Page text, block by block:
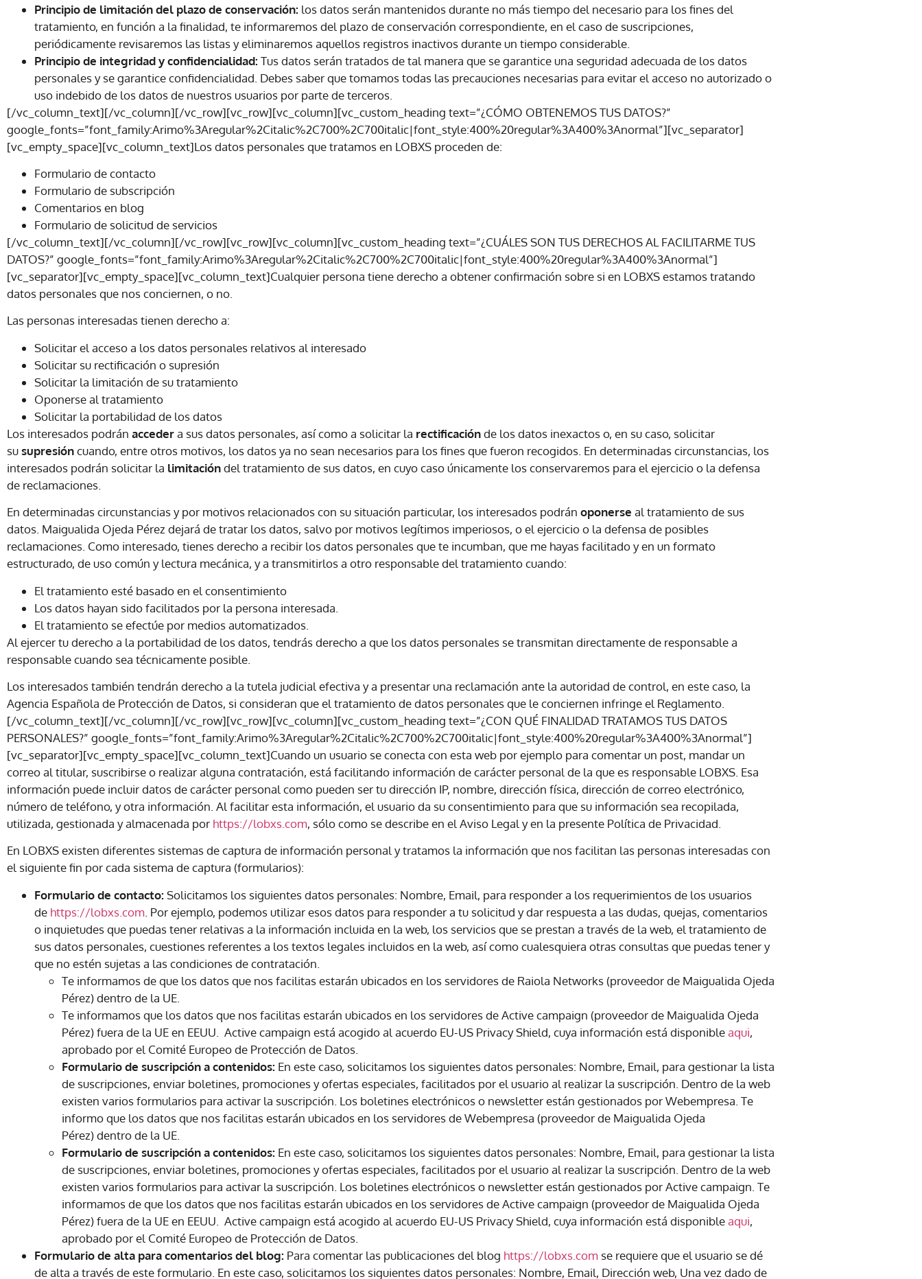
Principio de limitación del plazo de conservación: los datos serán mantenidos durante no más tiempo del necesario para los fines del
tratamiento, en función a la finalidad, te informaremos del plazo de conservación correspondiente, en el caso de suscripciones,
periódicamente revisaremos las listas y eliminaremos aquellos registros inactivos durante un tiempo considerable.
Principio de integridad y confidencialidad: Tus datos serán tratados de tal manera que se garantice una seguridad adecuada de los datos
personales y se garantice confidencialidad. Debes saber que tomamos todas las precauciones necesarias para evitar el acceso no autorizado o
uso indebido de los datos de nuestros usuarios por parte de terceros.
[/vc_column_text][/vc_column][/vc_row][vc_row][vc_column][vc_custom_heading text=”¿CÓMO OBTENEMOS TUS DATOS?”
google_fonts=”font_family:Arimo%3Aregular%2Citalic%2C700%2C700italic|font_style:400%20regular%3A400%3Anormal”][vc_separator]
[vc_empty_space][vc_column_text]Los datos personales que tratamos en LOBXS proceden de:
Formulario de contacto
Formulario de subscripción
Comentarios en blog
Formulario de solicitud de servicios
[/vc_column_text][/vc_column][/vc_row][vc_row][vc_column][vc_custom_heading text=”¿CUÁLES SON TUS DERECHOS AL FACILITARME TUS
DATOS?” google_fonts=”font_family:Arimo%3Aregular%2Citalic%2C700%2C700italic|font_style:400%20regular%3A400%3Anormal”]
[vc_separator][vc_empty_space][vc_column_text]Cualquier persona tiene derecho a obtener confirmación sobre si en LOBXS estamos tratando
datos personales que nos conciernen, o no.
Las personas interesadas tienen derecho a:
Solicitar el acceso a los datos personales relativos al interesado
Solicitar su rectificación o supresión
Solicitar la limitación de su tratamiento
Oponerse al tratamiento
Solicitar la portabilidad de los datos
Los interesados podrán accedera sus datos personales, así como a solicitar la rectificaciónde los datos inexactos o, en su caso, solicitar
susupresióncuando, entre otros motivos, los datos ya no sean necesarios para los fines que fueron recogidos. En determinadas circunstancias, los
interesados podrán solicitar la limitacióndel tratamiento de sus datos, en cuyo caso únicamente los conservaremos para el ejercicio o la defensa
de reclamaciones.
En determinadas circunstancias y por motivos relacionados con su situación particular, los interesados podrán oponerse al tratamiento de sus
datos. Maigualida Ojeda Pérez dejará de tratar los datos, salvo por motivos legítimos imperiosos, o el ejercicio o la defensa de posibles
reclamaciones. Como interesado, tienes derecho a recibir los datos personales que te incumban, que me hayas facilitado y en un formato
estructurado, de uso común y lectura mecánica, y a transmitirlos a otro responsable del tratamiento cuando:
El tratamiento esté basado en el consentimiento
Los datos hayan sido facilitados por la persona interesada.
El tratamiento se efectúe por medios automatizados.
Al ejercer tu derecho a la portabilidad de los datos, tendrás derecho a que los datos personales se transmitan directamente de responsable a
responsable cuando sea técnicamente posible.
Los interesados también tendrán derecho a la tutela judicial efectiva y a presentar una reclamación ante la autoridad de control, en este caso, la
Agencia Española de Protección de Datos, si consideran que el tratamiento de datos personales que le conciernen infringe el Reglamento.
[/vc_column_text][/vc_column][/vc_row][vc_row][vc_column][vc_custom_heading text=”¿CON QUÉ FINALIDAD TRATAMOS TUS DATOS
PERSONALES?” google_fonts=”font_family:Arimo%3Aregular%2Citalic%2C700%2C700italic|font_style:400%20regular%3A400%3Anormal”]
[vc_separator][vc_empty_space][vc_column_text]Cuando un usuario se conecta con esta web por ejemplo para comentar un post, mandar un
correo al titular, suscribirse o realizar alguna contratación, está facilitando información de carácter personal de la que es responsable LOBXS. Esa
información puede incluir datos de carácter personal como pueden ser tu dirección IP, nombre, dirección física, dirección de correo electrónico,
número de teléfono, y otra información. Al facilitar esta información, el usuario da su consentimiento para que su información sea recopilada,
utilizada, gestionada y almacenada por https://lobxs.com, sólo como se describe en el Aviso Legal y en la presente Política de Privacidad.
En LOBXS existen diferentes sistemas de captura de información personal y tratamos la información que nos facilitan las personas interesadas con
el siguiente fin por cada sistema de captura (formularios):
Formulario de contacto: Solicitamos los siguientes datos personales: Nombre, Email, para responder a los requerimientos de los usuarios
de https://lobxs.com . Por ejemplo, podemos utilizar esos datos para responder a tu solicitud y dar respuesta a las dudas, quejas, comentarios
o inquietudes que puedas tener relativas a la información incluida en la web, los servicios que se prestan a través de la web, el tratamiento de
sus datos personales, cuestiones referentes a los textos legales incluidos en la web, así como cualesquiera otras consultas que puedas tener y
que no estén sujetas a las condiciones de contratación.
Te informamos de que los datos que nos facilitas estarán ubicados en los servidores de Raiola Networks (proveedor de Maigualida Ojeda
Pérez) dentro de la UE.
Te informamos que los datos que nos facilitas estarán ubicados en los servidores de Active campaign (proveedor de Maigualida Ojeda
Pérez) fuera de la UE en EEUU. Active campaign está acogido al acuerdo EU-US Privacy Shield, cuya información está disponibleaqui,
aprobado por el Comité Europeo de Protección de Datos.
Formulario de suscripción a contenidos: En este caso, solicitamos los siguientes datos personales: Nombre, Email, para gestionar la lista
de suscripciones, enviar boletines, promociones y ofertas especiales, facilitados por el usuario al realizar la suscripción. Dentro de la web
existen varios formularios para activar la suscripción. Los boletines electrónicos o newsletter están gestionados por Webempresa. Te
informo que los datos que nos facilitas estarán ubicados en los servidores de Webempresa (proveedor de Maigualida Ojeda
Pérez) dentro de la UE.
Formulario de suscripción a contenidos: En este caso, solicitamos los siguientes datos personales: Nombre, Email, para gestionar la lista
de suscripciones, enviar boletines, promociones y ofertas especiales, facilitados por el usuario al realizar la suscripción. Dentro de la web
existen varios formularios para activar la suscripción. Los boletines electrónicos o newsletter están gestionados por Active campaign. Te
informamos de que los datos que nos facilitas estarán ubicados en los servidores de Active campaign (proveedor de Maigualida Ojeda
Pérez) fuera de la UE en EEUU. Active campaign está acogido al acuerdo EU-US Privacy Shield, cuya información está disponibleaqui,
aprobado por el Comité Europeo de Protección de Datos.
Formulario de alta para comentarios del blog: Para comentar las publicaciones del blog https://lobxs.com se requiere que el usuario se dé
de alta a través de este formulario. En este caso, solicitamos los siguientes datos personales: Nombre, Email, Dirección web, Una vez dado de